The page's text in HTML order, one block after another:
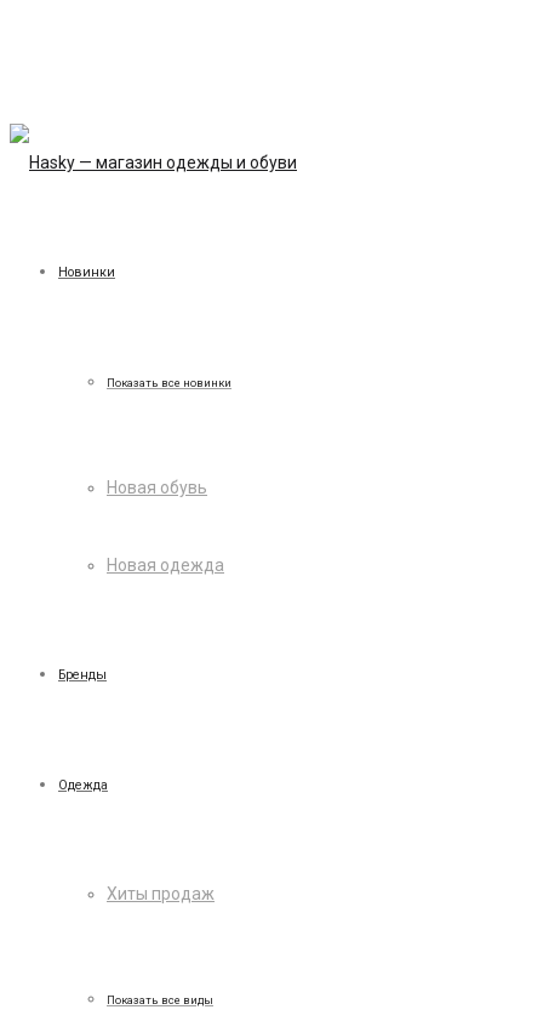
Новинки
Показать все новинки
Новая обувь
Новая одежда
Бренды
Одежда
Хиты продаж
Показать все виды